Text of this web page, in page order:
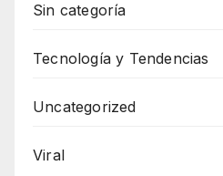
Sin categoría
Tecnología y Tendencias
Uncategorized
Viral